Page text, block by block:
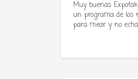
Muy buenas
un programa de los
para mear y no